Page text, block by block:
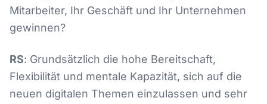
Mitarbeiter, Ihr Geschäft und Ihr Unternehmen
gewinnen?
RS: Grundsätzlich die hohe Bereitschaft,
Flexibilität und mentale Kapazität, sich auf die
neuen digitalen Themen einzulassen und sehr